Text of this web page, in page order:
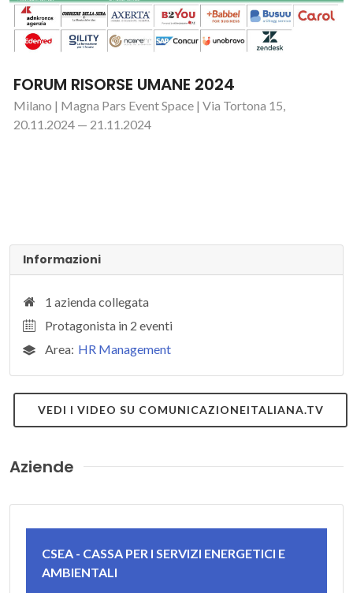
FORUM RISORSE UMANE 2024
Milano | Magna Pars Event Space | Via Tortona 15,
20.11.2024 — 21.11.2024
Informazioni
1 azienda collegata
Protagonista in 2 eventi
Area: HR Management
VEDI I VIDEO SU COMUNICAZIONEITALIANA.TV
Aziende
CSEA - CASSA PER I SERVIZI ENERGETICI E
AMBIENTALI